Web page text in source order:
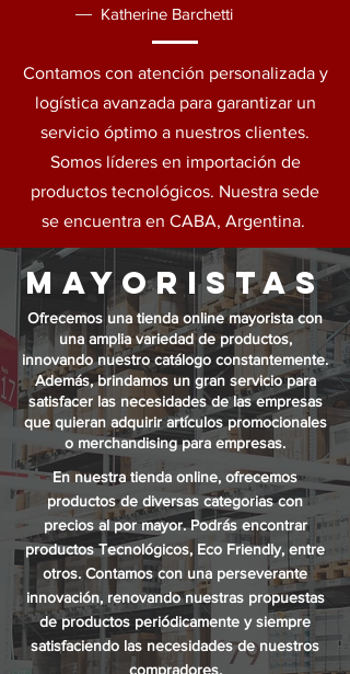
Katherine Barchetti
Contamos con atención personalizada y
logística avanzada para garantizar un
servicio óptimo a nuestros clientes.
Somos líderes en importación de
productos tecnológicos. Nuestra sede
se encuentra en CABA, Argentina.
mayoristas
Ofrecemos una tienda online mayorista con
una amplia variedad de productos,
innovando nuestro catálogo constantemente.
Además, brindamos un gran servicio para
satisfacer las necesidades de las empresas
que quieran adquirir artículos promocionales
o merchandising para empresas.
En nuestra tienda online, ofrecemos
productos de diversas categorias con
precios al por mayor. Podrásencontrar
productos Tecnológicos, Eco Friendly, entre
otros. Contamos con una perseverante
innovación, renovando nuestras propuestas
de productos periódicamente y siempre
satisfaciendo las necesidades de nuestros
compradores.